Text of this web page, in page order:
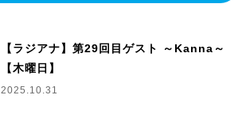
【ラジアナ】第29回目ゲスト ～Kanna～
【木曜日】
2025.10.31